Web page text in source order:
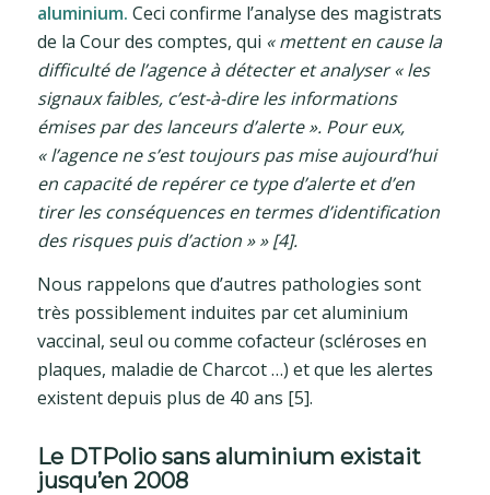
aluminium. Ceci confirme l’analyse des magistrats
de la Cour des comptes, qui « mettent en cause la
difficulté de l’agence à détecter et analyser « les
signaux faibles, c’est-à-dire les informations
émises par des lanceurs d’alerte ». Pour eux,
« l’agence ne s’est toujours pas mise aujourd’hui
en capacité de repérer ce type d’alerte et d’en
tirer les conséquences en termes d’identification
des risques puis d’action » » [4].
Nous rappelons que d’autres pathologies sont
très possiblement induites par cet aluminium
vaccinal, seul ou comme cofacteur (scléroses en
plaques, maladie de Charcot …) et que les alertes
existent depuis plus de 40 ans [5].
Le DTPolio sans aluminium existait
jusqu’en 2008